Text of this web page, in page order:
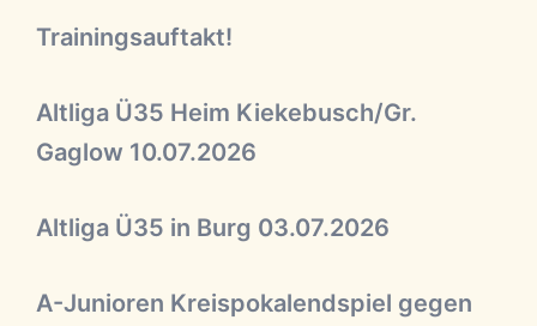
Trainingsauftakt!
Altliga Ü35 Heim Kiekebusch/Gr.
Gaglow 10.07.2026
Altliga Ü35 in Burg 03.07.2026
A-Junioren Kreispokalendspiel gegen